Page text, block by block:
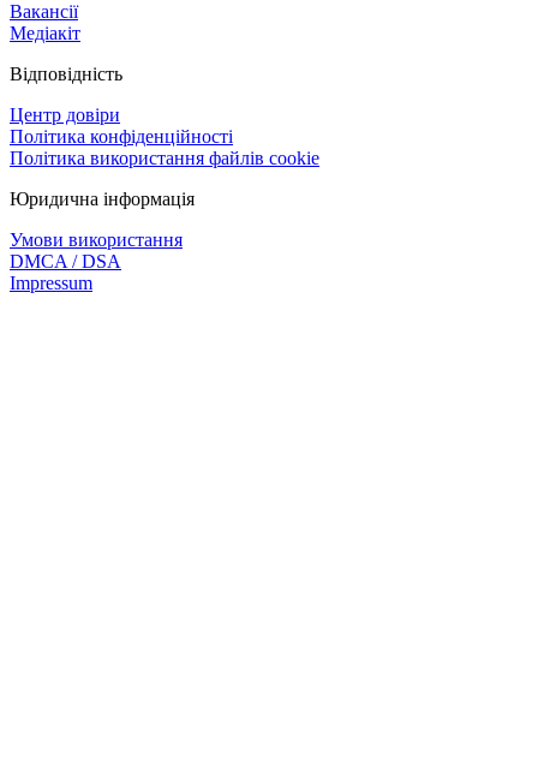
Вакансії
Медіакіт
Відповідність
Центр довіри
Політика конфіденційності
Політика використання файлів cookie
Юридична інформація
Умови використання
DMCA / DSA
Impressum